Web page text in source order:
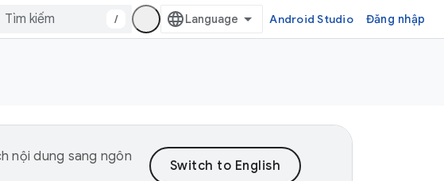
/ Android Studio Đăng nhập
nội dung sang ngôn